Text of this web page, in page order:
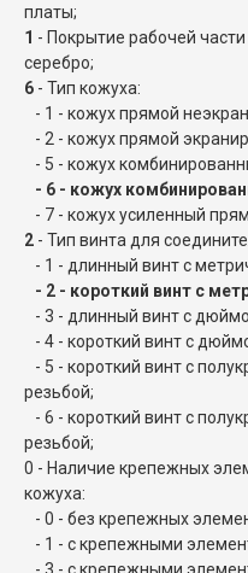
платы;
1 - Покрытие рабочей части
серебро;
6 - Тип кожуха:
- 1 - кожух прямой
- 2 - кожух прямой
- 5 - кожух
- 6 - кожух
- 7 - кожух усиленный
2 - Тип винта для
- 1 - длинный винт с
- 2 - короткий винт с
- 3 - длинный винт с
- 4 - короткий винт с
- 5 - короткий винт с
резьбой;
- 6 - короткий винт с
резьбой;
0 - Наличие крепежных
кожуха:
- 0 - без крепежных
- 1 - с крепежными
- 3 - с крепежными